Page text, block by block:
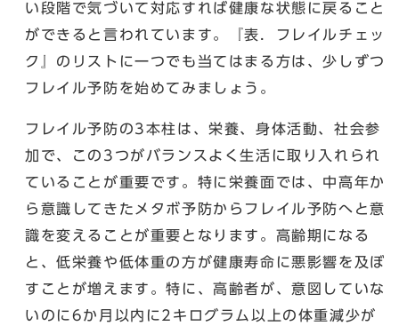
い段階で気づいて対応すれば健康な状態に戻ること
ができると言われています。『表．フレイルチェッ
ク』のリストに一つでも当てはまる方は、少しずつ
フレイル予防を始めてみましょう。
フレイル予防の3本柱は、栄養、身体活動、社会参
加で、この3つがバランスよく生活に取り入れられ
ていることが重要です。特に栄養面では、中高年か
ら意識してきたメタボ予防からフレイル予防へと意
識を変えることが重要となります。高齢期になる
と、低栄養や低体重の方が健康寿命に悪影響を及ぼ
すことが増えます。特に、高齢者が、意図していな
いのに6か月以内に2キログラム以上の体重減少が